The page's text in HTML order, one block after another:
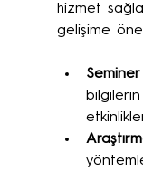
hizmet
gelişime